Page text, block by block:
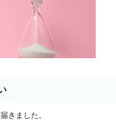
きました。